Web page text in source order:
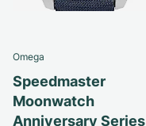
Omega
Speedmaster
Moonwatch
Anniversary Series